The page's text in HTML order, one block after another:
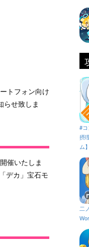
トフォン向け
らせ致しま
催いたしま
デカ」宝石モ
#
摂
ム】
二